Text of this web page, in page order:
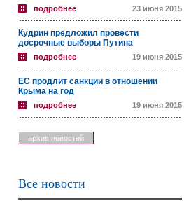
подробнее 23 июня 2015
Кудрин предложил провести
досрочные выборы Путина
подробнее 19 июня 2015
ЕС продлит санкции в отношении
Крыма на год
подробнее 19 июня 2015
архив новостей
Все новости